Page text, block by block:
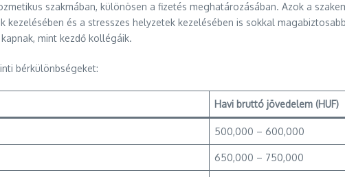
szakmában, különösen a fizetés meghatározásában. Azok a
és a stresszes helyzetek kezelésében is sokkal
mint kezdő kollégáik.
bérkülönbségeket:
Havi bruttó jövedelem (HUF)
500,000 – 600,000
650,000 – 750,000